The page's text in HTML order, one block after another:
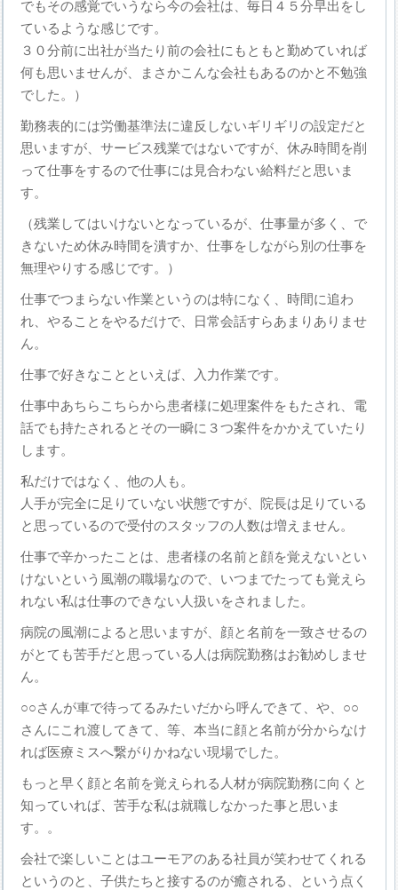
でもその感覚でいうなら今の会社は、毎日４５分早出をし
ているような感じです。
３０分前に出社が当たり前の会社にもともと勤めていれば
何も思いませんが、まさかこんな会社もあるのかと不勉強
でした。）
勤務表的には労働基準法に違反しないギリギリの設定だと
思いますが、サービス残業ではないですが、休み時間を削
って仕事をするので仕事には見合わない給料だと思いま
す。
（残業してはいけないとなっているが、仕事量が多く、で
きないため休み時間を潰すか、仕事をしながら別の仕事を
無理やりする感じです。）
仕事でつまらない作業というのは特になく、時間に追わ
れ、やることをやるだけで、日常会話すらあまりありませ
ん。
仕事で好きなことといえば、入力作業です。
仕事中あちらこちらから患者様に処理案件をもたされ、電
話でも持たされるとその一瞬に３つ案件をかかえていたり
します。
私だけではなく、他の人も。
人手が完全に足りていない状態ですが、院長は足りている
と思っているので受付のスタッフの人数は増えません。
仕事で辛かったことは、患者様の名前と顔を覚えないとい
けないという風潮の職場なので、いつまでたっても覚えら
れない私は仕事のできない人扱いをされました。
病院の風潮によると思いますが、顔と名前を一致させるの
がとても苦手だと思っている人は病院勤務はお勧めしませ
ん。
○○さんが車で待ってるみたいだから呼んできて、や、○○
さんにこれ渡してきて、等、本当に顔と名前が分からなけ
れば医療ミスへ繋がりかねない現場でした。
もっと早く顔と名前を覚えられる人材が病院勤務に向くと
知っていれば、苦手な私は就職しなかった事と思いま
す。。
会社で楽しいことはユーモアのある社員が笑わせてくれる
というのと、子供たちと接するのが癒される、という点く